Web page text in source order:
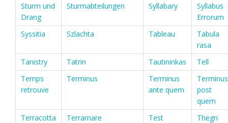
Sturm und
Drang
Sturmabteilungen Syllabary
Syllabus
Errorum
Syssitia
Szlachta Tableau
Tabula
rasa
Tanistry
Tatrin Tautininkas
Tell
Temps
retrouve
Terminus
Terminus
ante quem
Terminus
post
quem
Terracotta
Terramare Test
Thegn